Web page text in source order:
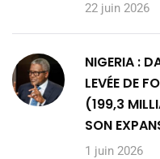
22 juin 2026
NIGERIA :
LEVÉE DE
(199,3
SON
1 juin 2026